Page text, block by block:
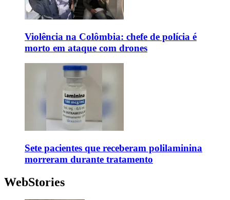
Violência na Colômbia: chefe de polícia é
morto em ataque com drones
Sete pacientes que receberam polilaminina
morreram durante tratamento
WebStories